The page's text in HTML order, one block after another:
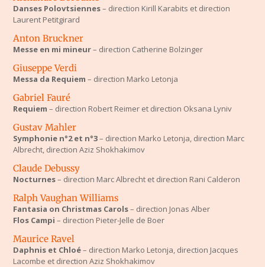
Danses Polovtsiennes– direction Kirill Karabits et direction
Laurent Petitgirard
Anton Bruckner
Messe en mi mineur– direction Catherine Bolzinger
Giuseppe Verdi
Messa da Requiem – direction Marko Letonja
Gabriel Fauré
Requiem – direction Robert Reimer et direction Oksana Lyniv
Gustav Mahler
Symphonie n°2 et n°3– direction Marko Letonja, direction Marc
Albrecht, direction Aziz Shokhakimov
Claude Debussy
Nocturnes– direction Marc Albrecht et direction Rani Calderon
Ralph Vaughan Williams
Fantasia on Christmas Carols– direction Jonas Alber
Flos Campi – direction Pieter-Jelle de Boer
Maurice Ravel
Daphnis et Chloé– direction Marko Letonja, direction Jacques
Lacombe et direction Aziz Shokhakimov